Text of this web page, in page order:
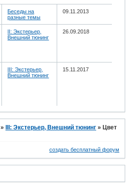
Беседы на
разные темы
09.11.2013
II: Экстерьер,
Внешний тюнинг
26.09.2018
III: Экстерьер,
Внешний тюнинг
15.11.2017
»III: Экстерьер, Внешний тюнинг »Цвет
создать бесплатный форум